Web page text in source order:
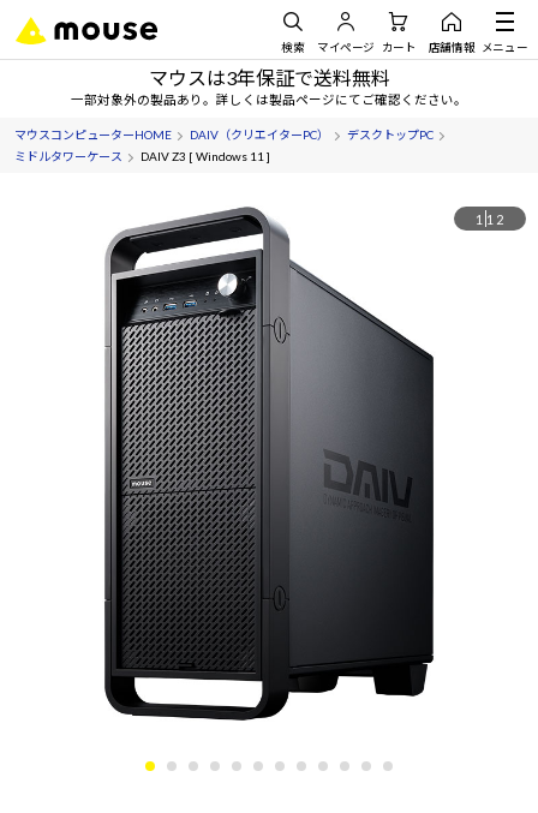
検索 マイページ カート 店舗情報 メニュー
マウスは3年保証で送料無料
一部対象外の製品あり。詳しくは製品ページにてご確認ください。
マウスコンピューターHOME DAIV（クリエイターPC）
デスクトップPC
ミドルタワーケース
DAIV Z3 [ Windows 11 ]
1 12